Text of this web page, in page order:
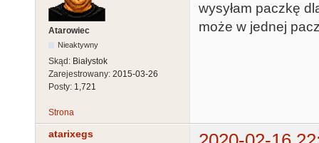
Atarowiec
Nieaktywny
Skąd: Białystok
Zarejestrowany: 2015-03-26
Posty: 1,721
wysyłam paczkę
może w jednej
Strona
atarixegs